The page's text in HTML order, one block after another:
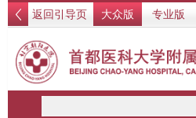
返回引导页 大众版 专业版